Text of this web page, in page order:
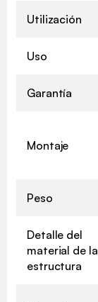
Utilización
Uso
Garantía
Montaje
Peso
Detalle del
material de la
estructura